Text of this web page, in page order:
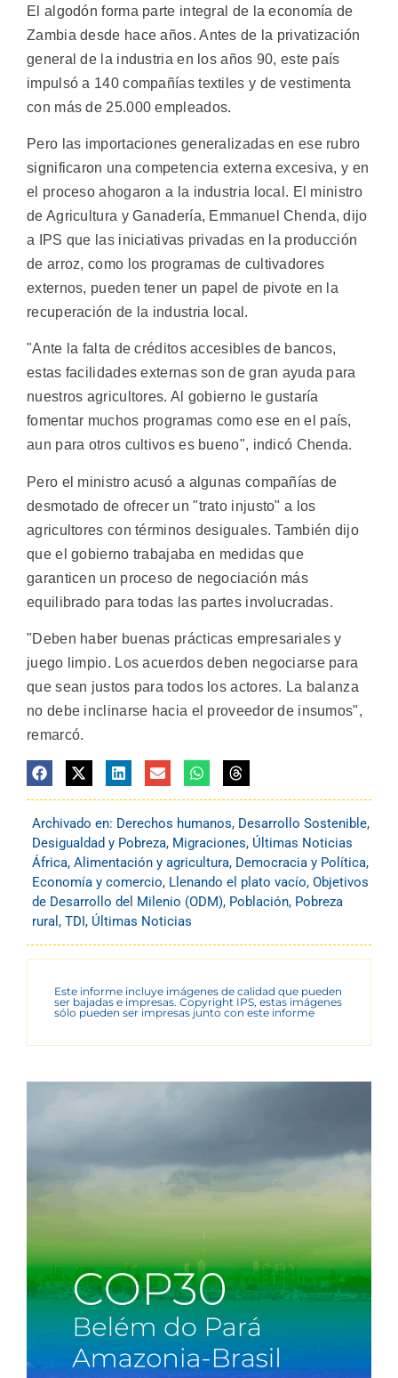
El algodón forma parte integral de la economía de
Zambia desde hace años. Antes de la privatización
general de la industria en los años 90, este país
impulsó a 140 compañías textiles y de vestimenta
con más de 25.000 empleados.
Pero las importaciones generalizadas en ese rubro
significaron una competencia externa excesiva, y en
el proceso ahogaron a la industria local. El ministro
de Agricultura y Ganadería, Emmanuel Chenda, dijo
a IPS que las iniciativas privadas en la producción
de arroz, como los programas de cultivadores
externos, pueden tener un papel de pivote en la
recuperación de la industria local.
"Ante la falta de créditos accesibles de bancos,
estas facilidades externas son de gran ayuda para
nuestros agricultores. Al gobierno le gustaría
fomentar muchos programas como ese en el país,
aun para otros cultivos es bueno", indicó Chenda.
Pero el ministro acusó a algunas compañías de
desmotado de ofrecer un "trato injusto" a los
agricultores con términos desiguales. También dijo
que el gobierno trabajaba en medidas que
garanticen un proceso de negociación más
equilibrado para todas las partes involucradas.
"Deben haber buenas prácticas empresariales y
juego limpio. Los acuerdos deben negociarse para
que sean justos para todos los actores. La balanza
no debe inclinarse hacia el proveedor de insumos",
remarcó.
Archivado en: Derechos humanos, Desarrollo Sostenible,
Desigualdad y Pobreza, Migraciones, Últimas Noticias
África, Alimentación y agricultura, Democracia y Política,
Economía y comercio, Llenando el plato vacío, Objetivos
de Desarrollo del Milenio (ODM), Población, Pobreza
rural , TDI, Últimas Noticias
Este informe incluye imágenes de calidad que pueden
ser bajadas e impresas. Copyright IPS, estas imágenes
sólo pueden ser impresas junto con este informe